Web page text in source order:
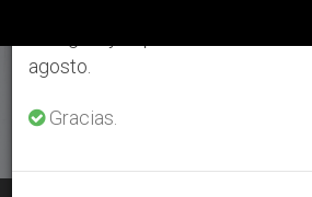
ÚLTIMAS NOTICIAS
agosto.
Gracias.